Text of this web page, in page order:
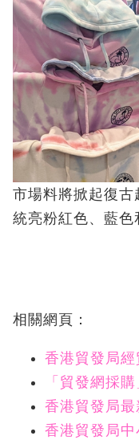
市場料將掀起復
統亮粉紅色、藍色
相關網頁：
香港貿發局經
「貿發網採購
香港貿發局
香港貿發局